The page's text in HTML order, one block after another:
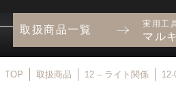
取扱商品一覧 実用工
マル
TOP 取扱商品 12 – ライト関係